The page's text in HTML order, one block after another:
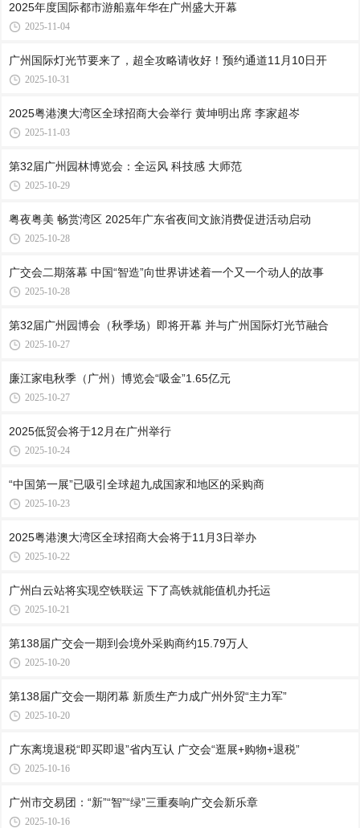
2025年度国际都市游船嘉年华在广州盛大开幕
2025-11-04
广州国际灯光节要来了，超全攻略请收好！预约通道11月10日开
2025-10-31
2025粤港澳大湾区全球招商大会举行 黄坤明出席 李家超岑
2025-11-03
第32届广州园林博览会：全运风 科技感 大师范
2025-10-29
粤夜粤美 畅赏湾区 2025年广东省夜间文旅消费促进活动启动
2025-10-28
广交会二期落幕 中国“智造”向世界讲述着一个又一个动人的故事
2025-10-28
第32届广州园博会（秋季场）即将开幕 并与广州国际灯光节融合
2025-10-27
廉江家电秋季（广州）博览会“吸金”1.65亿元
2025-10-27
2025低贸会将于12月在广州举行
2025-10-24
“中国第一展”已吸引全球超九成国家和地区的采购商
2025-10-23
2025粤港澳大湾区全球招商大会将于11月3日举办
2025-10-22
广州白云站将实现空铁联运 下了高铁就能值机办托运
2025-10-21
第138届广交会一期到会境外采购商约15.79万人
2025-10-20
第138届广交会一期闭幕 新质生产力成广州外贸“主力军”
2025-10-20
广东离境退税“即买即退”省内互认 广交会“逛展+购物+退税”
2025-10-16
广州市交易团：“新”“智”“绿”三重奏响广交会新乐章
2025-10-16